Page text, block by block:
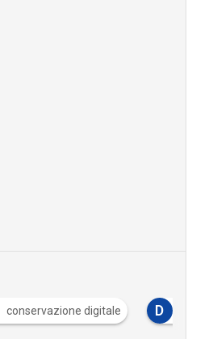
conservazione digitale D